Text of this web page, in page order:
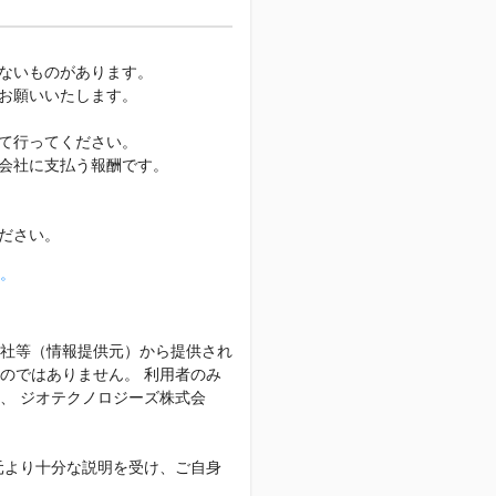
いものがあります。
願いいたします。
行ってください。
に支払う報酬です。
さい。
等（情報提供元）から提供され
ではありません。 利用者のみ
ジオテクノロジーズ株式会
り十分な説明を受け、ご自身